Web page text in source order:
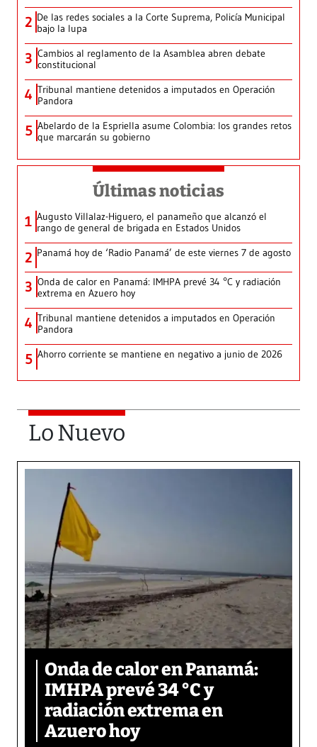
2 De las redes sociales a la Corte Suprema, Policía Municipal
bajo la lupa
3 Cambios al reglamento de la Asamblea abren debate
constitucional
4 Tribunal mantiene detenidos a imputados en Operación
Pandora
5 Abelardo de la Espriella asume Colombia: los grandes retos
que marcarán su gobierno
Últimas noticias
1 Augusto Villalaz-Higuero, el panameño que alcanzó el
rango de general de brigada en Estados Unidos
2 Panamá hoy de ‘Radio Panamá’ de este viernes 7 de agosto
3 Onda de calor en Panamá: IMHPA prevé 34 °C y radiación
extrema en Azuero hoy
4 Tribunal mantiene detenidos a imputados en Operación
Pandora
5 Ahorro corriente se mantiene en negativo a junio de 2026
Lo Nuevo
Onda de calor en Panamá:
IMHPA prevé 34 °C y
radiación extrema en
Azuero hoy